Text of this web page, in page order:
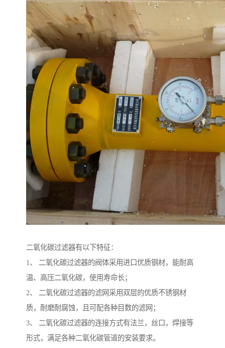
二氧化碳过滤器有以下特征：
1、 二氧化碳过滤器的阀体采用进口优质钢材，能耐高
温、高压二氧化碳，使用寿命长；
2、 二氧化碳过滤器的滤网采用双层的优质不锈钢材
质，耐磨耐腐蚀，且可配各种目数的滤网；
3、 二氧化碳过滤器的连接方式有法兰，丝口，焊接等
形式，满足各种二氧化碳管道的安装要求。